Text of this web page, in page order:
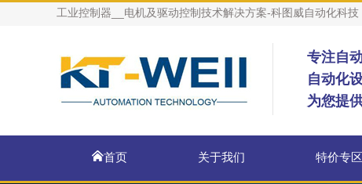
工业控制器__电机及驱动控制技术解决方案-科图威自动化科技
专注自
自动化
为您提
首页 关于我们 特价专区